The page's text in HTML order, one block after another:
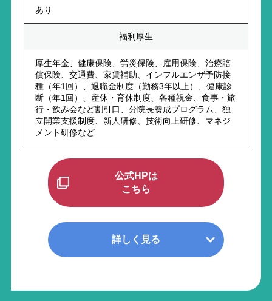
あり
福利厚生
厚生年金、健康保険、労災保険、雇用保険、治療賠
償保険、交通費、家賃補助、インフルエンザ予防接
種（年1回）、退職金制度（勤務3年以上）、健康診
断（年1回）、産休・育休制度、各種祝金、食事・旅
行・飲み会など割引口、分院長養成プログラム、独
立開業支援制度、新人研修、技術向上研修、マネジ
メント研修など
公式HPは
こちら
詳しく見る